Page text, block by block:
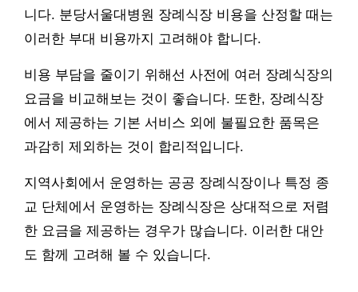
니다. 분당서울대병원 장례식장 비용을 산정할 때는
이러한 부대 비용까지 고려해야 합니다.
비용 부담을 줄이기 위해선 사전에 여러 장례식장의
요금을 비교해보는 것이 좋습니다. 또한, 장례식장
에서 제공하는 기본 서비스 외에 불필요한 품목은
과감히 제외하는 것이 합리적입니다.
지역사회에서 운영하는 공공 장례식장이나 특정 종
교 단체에서 운영하는 장례식장은 상대적으로 저렴
한 요금을 제공하는 경우가 많습니다. 이러한 대안
도 함께 고려해 볼 수 있습니다.